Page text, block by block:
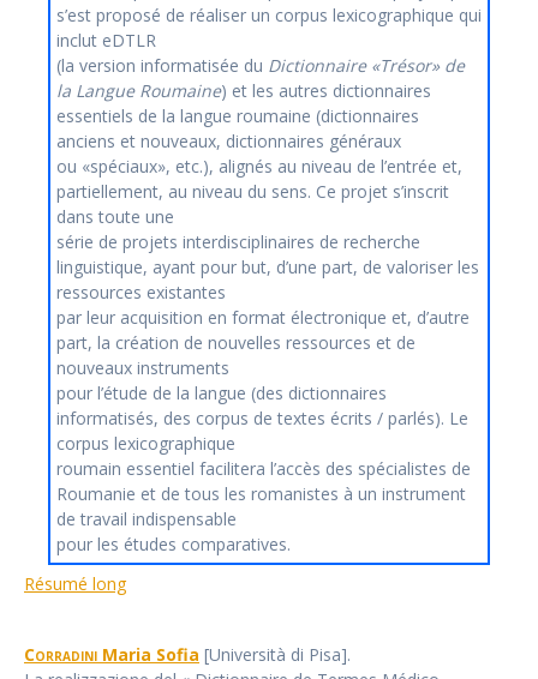
s’est proposé de réaliser un corpus lexicographique qui
inclut eDTLR
(la version informatisée du Dictionnaire «Trésor» de
la Langue Roumaine) et les autres dictionnaires
essentiels de la langue roumaine (dictionnaires
anciens et nouveaux, dictionnaires généraux
ou «spéciaux», etc.), alignés au niveau de l’entrée et,
partiellement, au niveau du sens. Ce projet s’inscrit
dans toute une
série de projets interdisciplinaires de recherche
linguistique, ayant pour but, d’une part, de valoriser les
ressources existantes
par leur acquisition en format électronique et, d’autre
part, la création de nouvelles ressources et de
nouveaux instruments
pour l’étude de la langue (des dictionnaires
informatisés, des corpus de textes écrits / parlés). Le
corpus lexicographique
roumain essentiel facilitera l’accès des spécialistes de
Roumanie et de tous les romanistes à un instrument
de travail indispensable
pour les études comparatives.
Résumé long
Corradini Maria Sofia [Università di Pisa].